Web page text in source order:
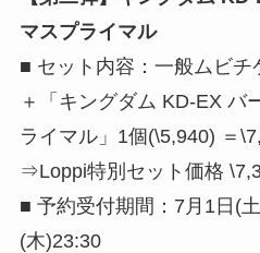
マスプライマル
■ セット内容：一般ムビ
＋「キングダム KD-EX バ
ライマル」1個(\5,940) ＝
⇒Loppi特別セット価格
■ 予約受付期間：7月1日(
(木)23:30